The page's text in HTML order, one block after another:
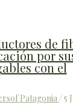
de
por
con el
Patagonia/5